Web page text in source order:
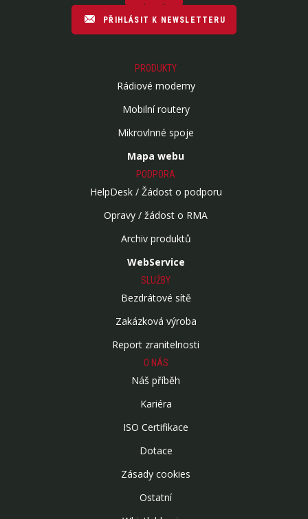
PŘIHLÁSIT K NEWSLETTERU
PRODUKTY
Rádiové modemy
Mobilní routery
Mikrovlnné spoje
Mapa webu
PODPORA
HelpDesk / Žádost o podporu
Opravy / žádost o RMA
Archiv produktů
WebService
SLUŽBY
Bezdrátové sítě
Zakázková výroba
Report zranitelnosti
O NÁS
Náš příběh
Kariéra
ISO Certifikace
Dotace
Zásady cookies
Ostatní